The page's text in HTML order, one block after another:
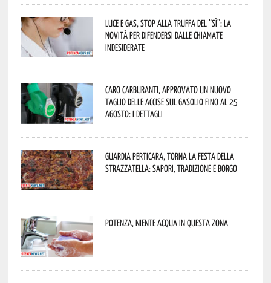
Luce e gas, stop alla truffa del “Sì”: la
novità per difendersi dalle chiamate
indesiderate
Caro carburanti, approvato un nuovo
taglio delle accise sul gasolio fino al 25
agosto: i dettagli
Guardia Perticara, torna la Festa della
Strazzatella: sapori, tradizione e borgo
Potenza, niente acqua in questa zona